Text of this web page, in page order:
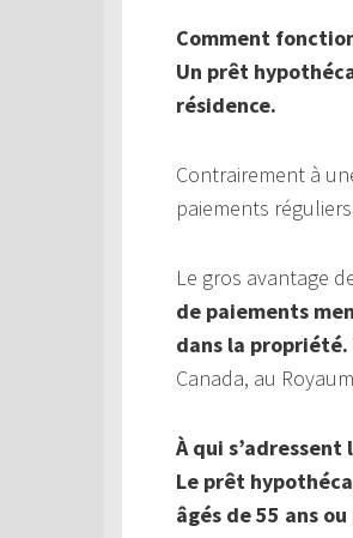
Comment
Un prêt
résidence.
Contrairement à
paiements
Le gros avantage
de paiements
dans la propriété.
Canada, au
À qui
Le prêt
âgés de 55 ans ou